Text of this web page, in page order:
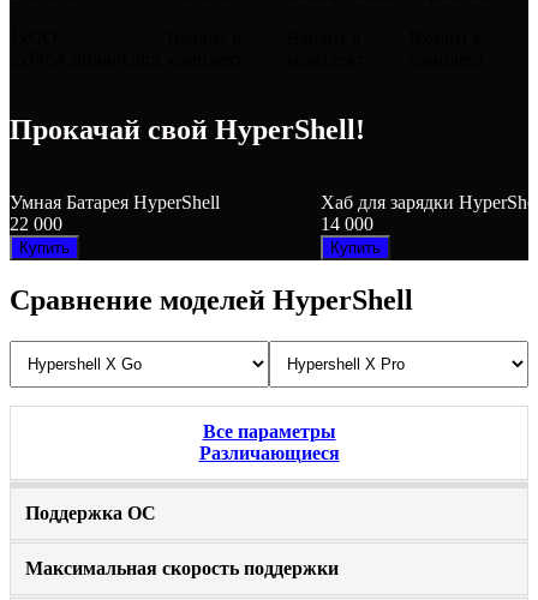
Прокачай свой HyperShell!
Умная Батарея HyperShell
22 000
Купить
Хаб для зарядки
14 000
Купить
Сравнение моделей HyperShell
Все параметры
Различающиеся
Поддержка ОС
Максимальная скорость поддержки